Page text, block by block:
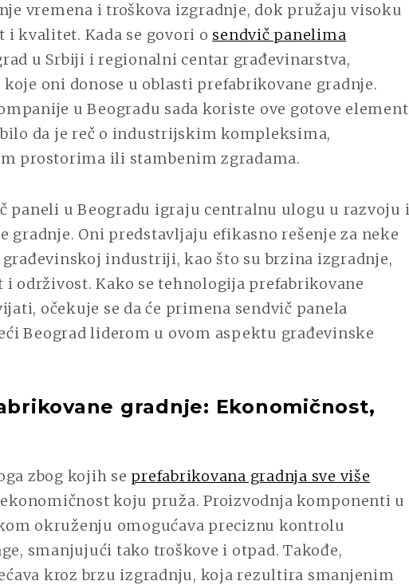
vremena i troškova izgradnje, dok pružaju visoku
i kvalitet. Kada se govori o sendvič panelima
u Srbiji i regionalni centar građevinarstva,
oni donose u oblasti prefabrikovane gradnje.
u Beogradu sada koriste ove gotove element
da je reč o industrijskim kompleksima,
prostorima ili stambenim zgradama.
paneli u Beogradu igraju centralnu ulogu u razvoju i
gradnje. Oni predstavljaju efikasno rešenje za neke
industriji, kao što su brzina izgradnje,
i održivost. Kako se tehnologija prefabrikovane
očekuje se da će primena sendvič panela
Beograd liderom u ovom aspektu građevinske
gradnje: Ekonomičnost,
zbog kojih se prefabrikovana gradnja sve više
koju pruža. Proizvodnja komponenti u
okruženju omogućava preciznu kontrolu
smanjujući tako troškove i otpad. Takođe,
kroz brzu izgradnju, koja rezultira smanjenim